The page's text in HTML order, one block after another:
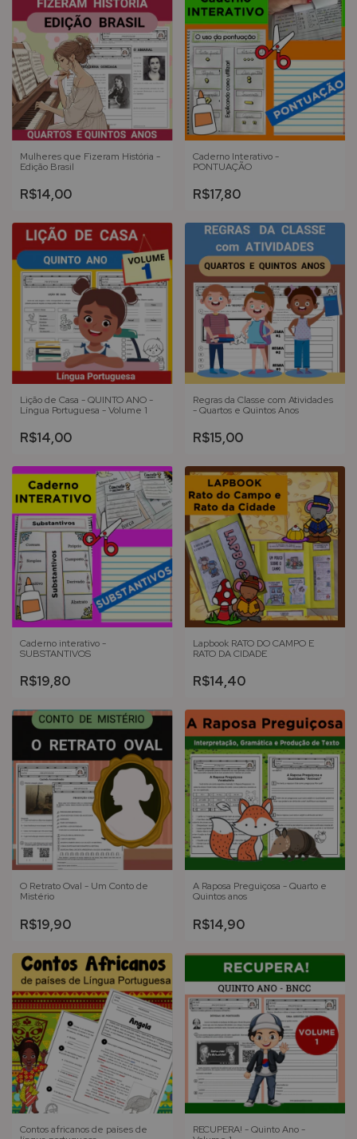
Mulheres que Fizeram História -
Edição Brasil
R$14,00
Caderno Interativo -
PONTUAÇÃO
R$17,80
Lição de Casa - QUINTO ANO -
Língua Portuguesa - Volume 1
R$14,00
Regras da Classe com Atividades
- Quartos e Quintos Anos
R$15,00
Caderno interativo -
SUBSTANTIVOS
R$19,80
Lapbook RATO DO CAMPO E
RATO DA CIDADE
R$14,40
O Retrato Oval - Um Conto de
Mistério
R$19,90
A Raposa Preguiçosa - Quarto e
Quintos anos
R$14,90
Contos africanos de países de
RECUPERA! - Quinto Ano -